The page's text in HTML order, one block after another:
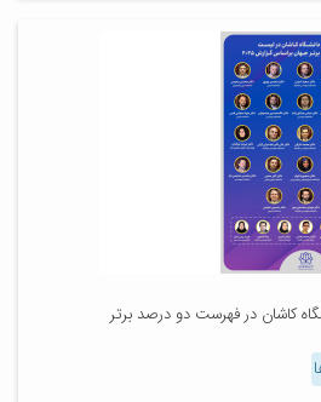
دانشگاه کاشان در فهرست دو درصد برتر